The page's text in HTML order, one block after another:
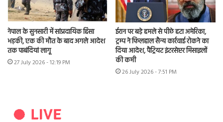
नेपाल के सुनसारी में सांप्रदायिक हिंसा
भड़की, एक की मौत के बाद अगले आदेश
तक पाबंदियां लागू
27 July 2026 - 12:19 PM
ईरान पर बड़े हमले से पीछे हटा अमेरिका,
ट्रम्प ने फिलहाल सैन्य कार्रवाई रोकने का
दिया आदेश, पैट्रियट इंटरसेप्टर मिसाइलों
की कमी
26 July 2026 - 7:51 PM